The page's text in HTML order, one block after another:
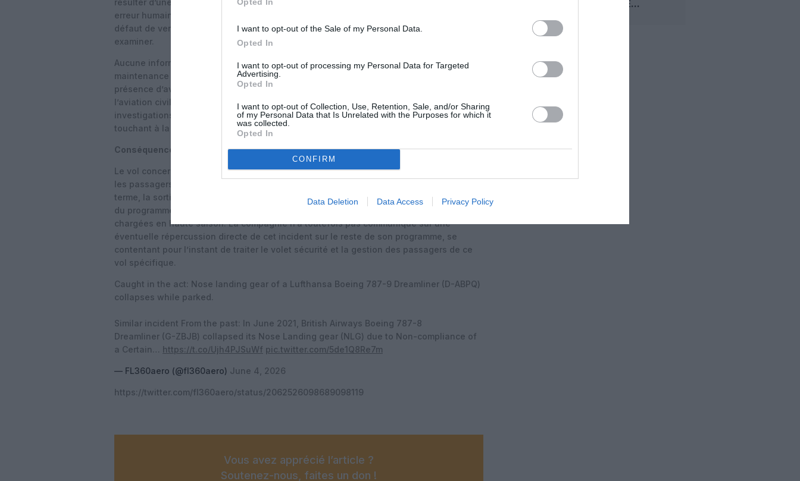
I want to opt-out of the Sale of my Personal Data.
Opted In
I want to opt-out of processing my Personal Data for Targeted
Advertising.
Opted In
I want to opt-out of Collection, Use, Retention, Sale, and/or Sharing
of my Personal Data that Is Unrelated with the Purposes for which it
was collected.
Opted In
CONFIRM
Data Deletion Data Access Privacy Policy
résulter d’une défaillance mécanique ou hydraulique du train d’atterrissage, d’une
erreur humaine lors des opérations de maintenance ou de manutention, voire d’un
défaut de verrouillage ou de calage, autant d’hypothèses que l’enquête devra
examiner.
Aucune information n’a pour l’instant été communiquée sur d’éventuelles opérations de
maintenance réalisées récemment sur la jambe de train avant de ce 787‑9, ni sur la
présence d’avertissements techniques préalables. Les autorités allemandes de
l’aviation civile, ainsi que Boeing en tant que constructeur, devraient être associées aux
investigations, compte tenu de la jeunesse de l’appareil et de la sensibilité des sujets
touchant à la sécurité des trains d’atterrissage.
Conséquences opérationnelles pour Lufthansa
Le vol concerné vers Los Angeles a été annulé, contraignant Lufthansa à reprogrammer
les passagers sur d’autres rotations ou à proposer des solutions de report. Sur le court
terme, la sortie temporaire de flotte d’un 787‑9 supplémentaire pèsera sur la flexibilité
du programme long‑courrier de Lufthansa, surtout sur les liaisons transatlantiques très
chargées en haute saison. La compagnie n’a toutefois pas communiqué sur une
éventuelle répercussion directe de cet incident sur le reste de son programme, se
contentant pour l’instant de traiter le volet sécurité et la gestion des passagers de ce
vol spécifique.
Caught in the act: Nose landing gear of a Lufthansa Boeing 787-9 Dreamliner (D-ABPQ)
collapses while parked.
Similar incident From the past: In June 2021, British Airways Boeing 787-8
Dreamliner (G-ZBJB) collapsed its Nose Landing gear (NLG) due to Non-compliance of
a Certain… https://t.co/Ujh4PJSuWf pic.twitter.com/5de1Q8Re7m
— FL360aero (@fl360aero) June 4, 2026
https://twitter.com/fl360aero/status/2062526098689098119
Vous avez apprécié l’article ?
Soutenez-nous, faites un don !
RÉGULIÈRE...